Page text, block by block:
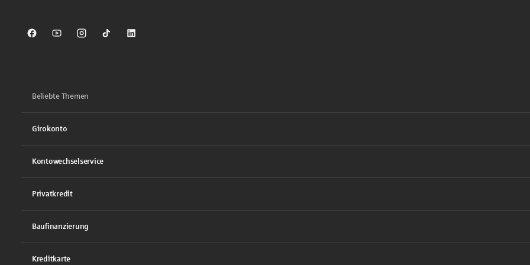
Sparkasse auf Facebook
Sparkasse auf Youtube
Sparkasse auf Instagram
Sparkasse auf TikTok
Sparkasse auf LinkedIn
Beliebte Themen
Girokonto
Kontowechselservice
Privatkredit
Baufinanzierung
Kreditkarte